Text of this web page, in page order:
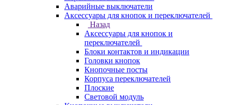
Аварийные выключатели
Аксессуары для кнопок и переключателей
Назад
Аксессуары для кнопок и
переключателей
Блоки контактов и индикации
Головки кнопок
Кнопочные посты
Корпуса переключателей
Плоские
Световой модуль